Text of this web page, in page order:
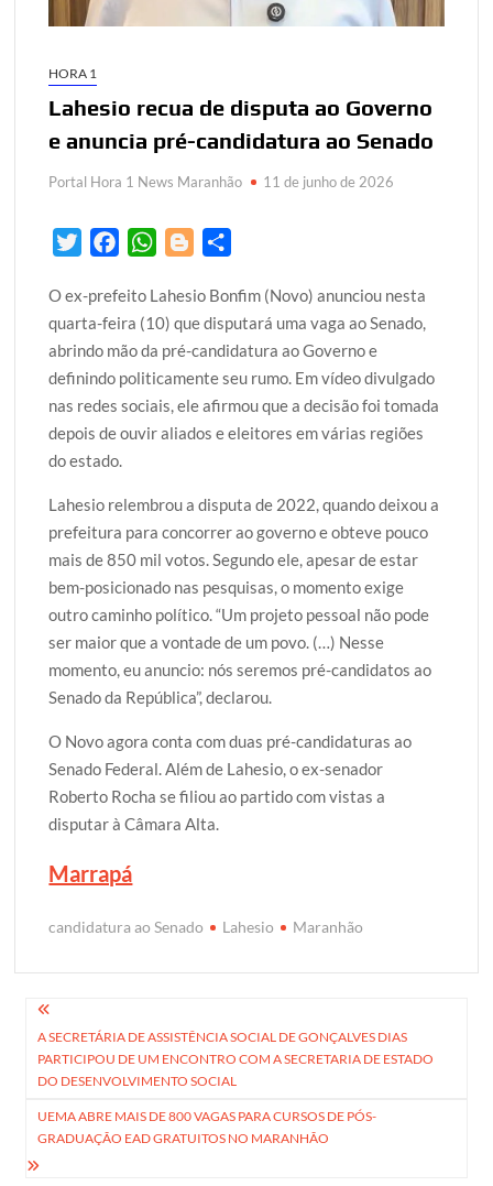
HORA 1
Lahesio recua de disputa ao Governo
e anuncia pré-candidatura ao Senado
Portal Hora 1 News Maranhão 11 de junho de 2026
i
t
t
e
r
c
e
b
o
o
k
W
a
t
s
A
p
p
o
g
g
e
r
a
r
e
O ex-prefeito Lahesio Bonfim (Novo) anunciou nesta
quarta-feira (10) que disputará uma vaga ao Senado,
abrindo mão da pré-candidatura ao Governo e
definindo politicamente seu rumo. Em vídeo divulgado
nas redes sociais, ele afirmou que a decisão foi tomada
depois de ouvir aliados e eleitores em várias regiões
do estado.
Lahesio relembrou a disputa de 2022, quando deixou a
prefeitura para concorrer ao governo e obteve pouco
mais de 850 mil votos. Segundo ele, apesar de estar
bem-posicionado nas pesquisas, o momento exige
outro caminho político. “Um projeto pessoal não pode
ser maior que a vontade de um povo. (…) Nesse
momento, eu anuncio: nós seremos pré-candidatos ao
Senado da República”, declarou.
O Novo agora conta com duas pré-candidaturas ao
Senado Federal. Além de Lahesio, o ex-senador
Roberto Rocha se filiou ao partido com vistas a
disputar à Câmara Alta.
Marrapá
candidatura ao Senado Lahesio Maranhão
Navegação
de
Post
A SECRETÁRIA DE ASSISTÊNCIA SOCIAL DE GONÇALVES DIAS
PARTICIPOU DE UM ENCONTRO COM A SECRETARIA DE ESTADO
DO DESENVOLVIMENTO SOCIAL
UEMA ABRE MAIS DE 800 VAGAS PARA CURSOS DE PÓS-
GRADUAÇÃO EAD GRATUITOS NO MARANHÃO